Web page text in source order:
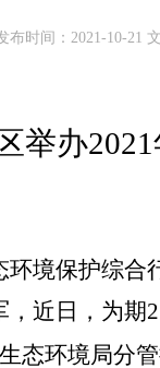
布时间：2021-10-21
举办2021
环境保护综合
近日 ，为期2
态环境局分